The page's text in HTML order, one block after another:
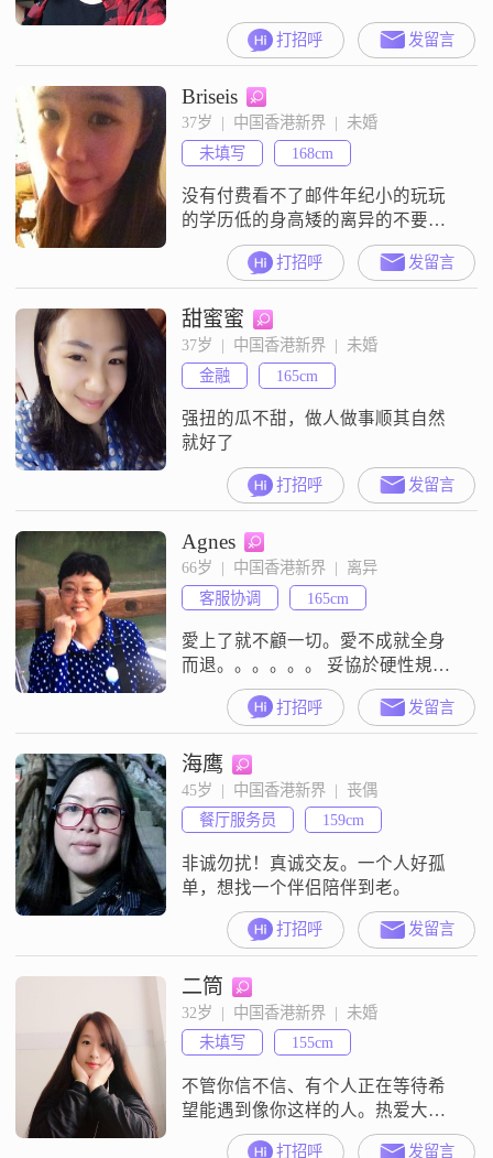
打招呼 发留言
Briseis
37岁  |  中国香港新界  |  未婚
未填写
168cm
没有付费看不了邮件年纪小的玩玩
的学历低的身高矮的离异的不要发
打招呼 发留言
甜蜜蜜
37岁  |  中国香港新界  |  未婚
金融
165cm
强扭的瓜不甜，做人做事顺其自然
就好了
打招呼 发留言
Agnes
66岁  |  中国香港新界  |  离异
客服协调
165cm
愛上了就不顧一切。愛不成就全身
而退。。。。。。 妥協於硬性規
則。不妥協於世俗眼
光。。。。。。懂你的人別放開，
不懂的人請離開；真心的人用心
待，無心的情別依賴！
打招呼 发留言
海鹰
45岁  |  中国香港新界  |  丧偶
餐厅服务员
159cm
非诚勿扰！真诚交友。一个人好孤
单，想找一个伴侣陪伴到老。
打招呼 发留言
二筒
32岁  |  中国香港新界  |  未婚
未填写
155cm
不管你信不信、有个人正在等待希
望能遇到像你这样的人。热爱大陆
的生活，怕陌生人，慢热、
打招呼 发留言